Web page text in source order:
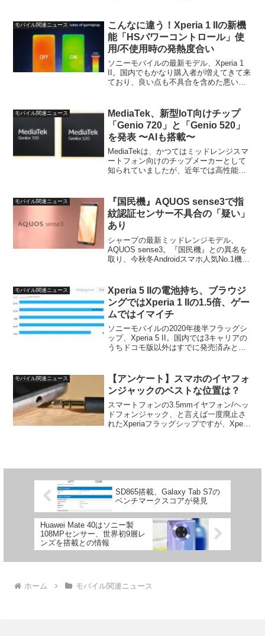
X...
モバイル関連ニュース
こんなに違う！Xperia 1 IIの新機
能「HSパワーコントロール」使
用/不使用時の発熱度合い
ソニーモバイルの最新モデル、Xperia 1
II。国内でもかなり購入者が増えてきて来
ており、良い点も不具合を含めた悪い点
Photography Proといっ...
モバイル関連ニュース
MediaTek、新型IoT向けチップ
「Genio 720」と「Genio 520」
を発表 〜AIも搭載〜
MediaTekは、かつてはミッドレンジスマ
ートフォン向けのチップメーカーとして
知られていましたが、近年では高性能な
を示しています。そして今回、同社は新
たな分野に本格参入することを発表しま
した。それが、IoT（モノのインターネッ
ト）向けの新チップ「Genio 720」と
「Genio 520」です。
モバイル関連ニュース
『国民機』AQUOS sense3で指
紋認証センサー不具合の「疑い」
あり
シャープの最新ミッドレンジモデル、
AQUOS sense3。『国民機』との異名を
取り、今秋冬Androidスマホ人気No.1機種
合の報告が発見されました。価格.com
上...
モバイル関連ニュース
Xperia 5 IIの電池持ち、ブラウジ
ングではXperia 1 IIの1.5倍、ゲー
ムではイマイチ
ソニーモバイルの2020年後半フラッグシ
ップ、Xperia 5 II。国内では3キャリアの
うちドコモ版以外はすでに発売済みとな
そんな中、phoneArenaによるこのX...
モバイル関連ニュース
【アンケート】スマホのイヤフォ
ンジャックのベストな位置は？
スマートフォンの3.5mmイヤフォン/ヘッ
ドフォンジャック、と言えば一度廃止さ
れたXperiaフラッグシップですが、Xperia
SD865搭載、Galaxy Tab S7の
ベンチマークスコアが発見
Huawei Mate 40はソニー製
108MPセンサー、世界初9層レ
ンズを搭載との情報
ホーム モバイル関連ニュース